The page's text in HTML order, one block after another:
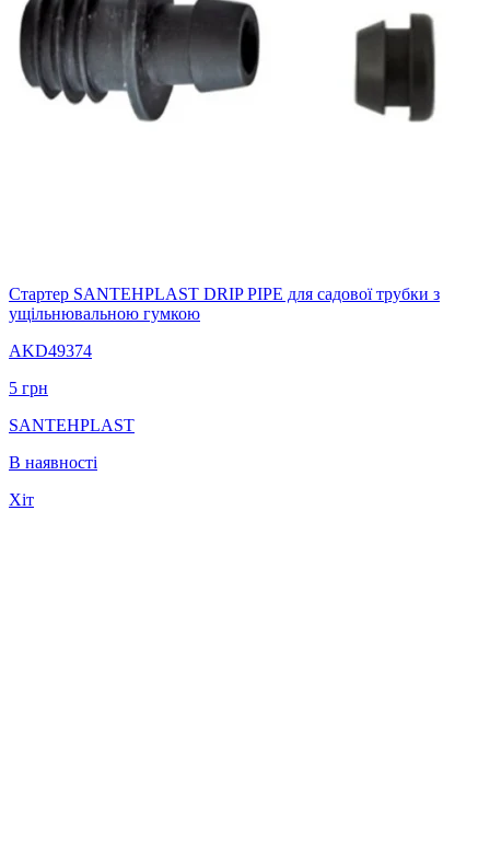
Стартер SANTEHPLAST DRIP PIPE для садової трубки з
ущільнювальною гумкою
AKD49374
5 грн
SANTEHPLAST
В наявності
Хіт